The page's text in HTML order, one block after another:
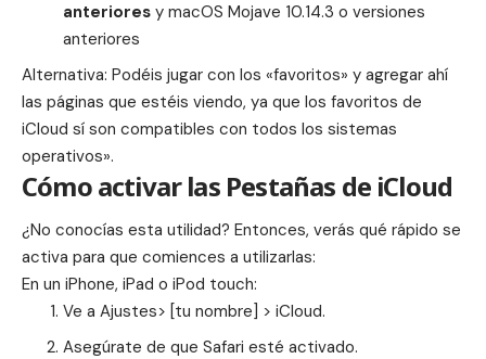
anterioresy macOS Mojave 10.14.3 o versiones
anteriores
Alternativa: Podéis jugar con los «favoritos» y agregar ahí
las páginas que estéis viendo, ya que los favoritos de
iCloud sí son compatibles con todos los sistemas
operativos».
Cómo activar las Pestañas de iCloud
¿No conocías esta utilidad? Entonces, verás qué rápido se
activa para que comiences a utilizarlas:
En un iPhone, iPad o iPod touch:
Ve a Ajustes> [tu nombre] > iCloud.
Asegúrate de que Safari esté activado.